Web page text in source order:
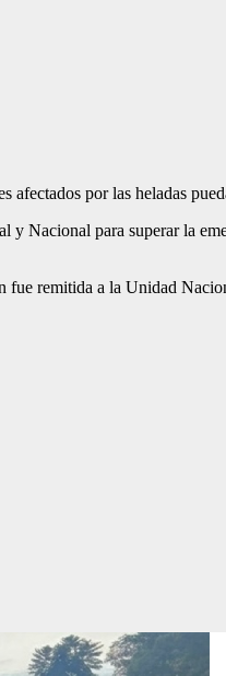
por las heladas
Nacional para superar la
remitida a la Unidad